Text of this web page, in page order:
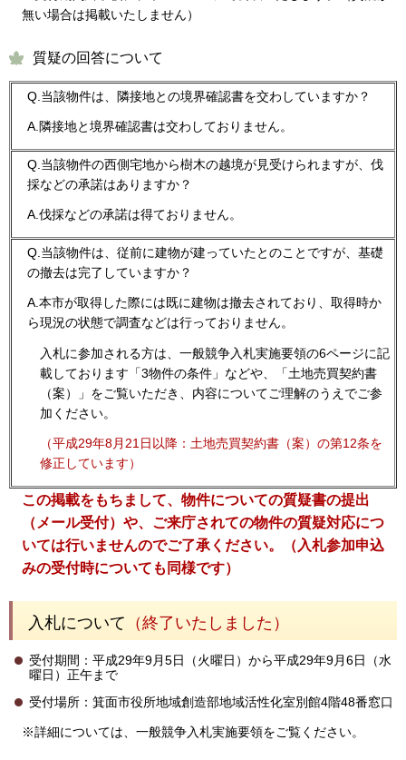
無い場合は掲載いたしません）
質疑の回答について
Q.当該物件は、隣接地との境界確認書を交わしていますか？
A.隣接地と境界確認書は交わしておりません。
Q.当該物件の西側宅地から樹木の越境が見受けられますが、伐
採などの承諾はありますか？
A.伐採などの承諾は得ておりません。
Q.当該物件は、従前に建物が建っていたとのことですが、基礎
の撤去は完了していますか？
A.本市が取得した際には既に建物は撤去されており、取得時か
ら現況の状態で調査などは行っておりません。
入札に参加される方は、一般競争入札実施要領の6ページに記
載しております「3物件の条件」などや、「土地売買契約書
（案）」をご覧いただき、内容についてご理解のうえでご参
加ください。
（平成29年8月21日以降：土地売買契約書（案）の第12条を
修正しています）
この掲載をもちまして、物件についての質疑書の提出
（メール受付）や、ご来庁されての物件の質疑対応につ
いては行いませんのでご了承ください。
（入札参加申込
みの受付時についても同様です）
入札について （終了いたしました）
受付期間：平成29年9月5日（火曜日）から平成29年9月6日（水
曜日）正午まで
受付場所：箕面市役所地域創造部地域活性化室別館4階48番窓口
※詳細については、一般競争入札実施要領をご覧ください。